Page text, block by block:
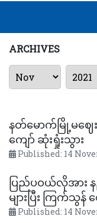
ARCHIVES
နတ်မောက်မြို့မဈေး
ကျော် ဆုံးရှုံးသွား
Published: 14
ပြည်ပဝယ်လိုအား န
များပြီး ကြက်သွန်
Published: 14